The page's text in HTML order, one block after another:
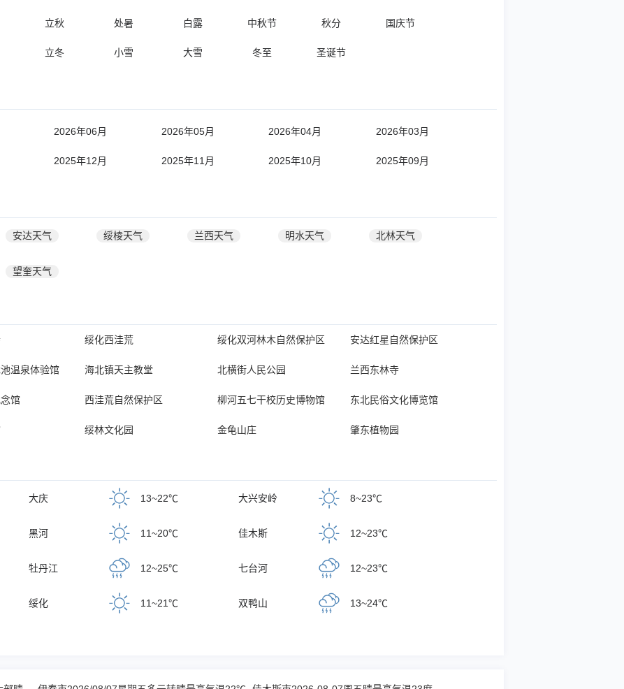
立秋 处暑 白露 中秋节 秋分 国庆节
立冬 小雪 大雪 冬至 圣诞节
2026年06月 2026年05月 2026年04月 2026年03月
2025年12月 2025年11月 2025年10月 2025年09月
安达天气 绥棱天气 兰西天气 明水天气 北林天气
望奎天气
绥化西洼荒 绥化双河林木自然保护区 安达红星自然保护区
温泉体验馆 海北镇天主教堂 北横街人民公园 兰西东林寺
馆 西洼荒自然保护区 柳河五七干校历史博物馆 东北民俗文化博览馆
绥林文化园 金龟山庄 肇东植物园
大庆 13~22℃ 大兴安岭 8~23℃
黑河 11~20℃ 佳木斯 12~23℃
牡丹江 12~25℃ 七台河 12~23℃
绥化 11~21℃ 双鸭山 13~24℃